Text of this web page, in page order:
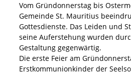
Vom Gründonnerstag bis
Gemeinde St. Mauritius
Gottesdienste. Das Leiden und
seine Auferstehung wurden
Gestaltung gegenwärtig.
Die erste Feier am
Erstkommunionkinder der